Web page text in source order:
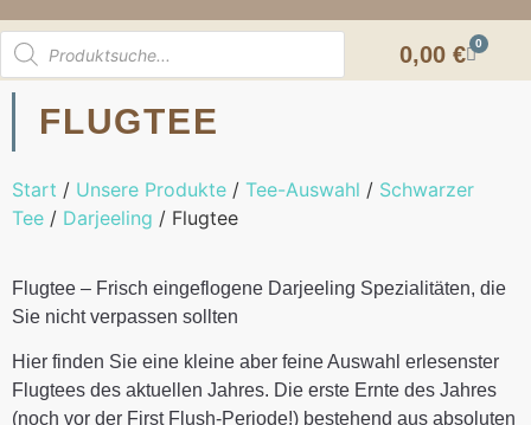
0,00€ 0
FLUGTEE
Start / Unsere Produkte / Tee-Auswahl / Schwarzer
Tee / Darjeeling / Flugtee
Flugtee – Frisch eingeflogene Darjeeling Spezialitäten, die
Sie nicht verpassen sollten
Hier finden Sie eine kleine aber feine Auswahl erlesenster
Flugtees des aktuellen Jahres. Die erste Ernte des Jahres
(noch vor der First Flush-Periode!) bestehend aus absoluten